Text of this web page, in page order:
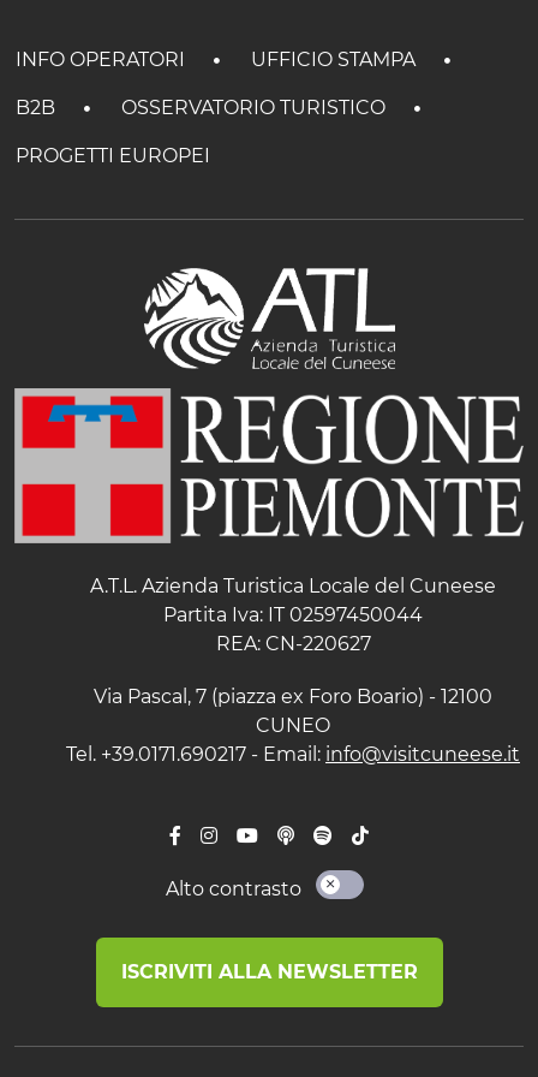
INFO OPERATORI UFFICIO STAMPA
B2B OSSERVATORIO TURISTICO
PROGETTI EUROPEI
A.T.L. Azienda Turistica Locale del Cuneese
Partita Iva: IT 02597450044
REA: CN-220627
Via Pascal, 7 (piazza ex Foro Boario) - 12100
CUNEO
Tel. +39.0171.690217 - Email: info@visitcuneese.it
Alto contrasto
ISCRIVITI ALLA NEWSLETTER